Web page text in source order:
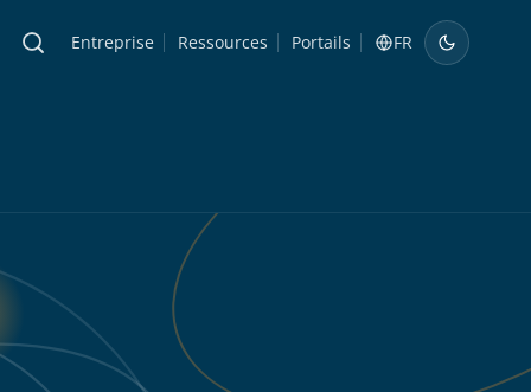
Entreprise Ressources Portails FR